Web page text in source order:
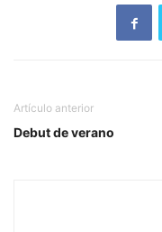
Artículo anterior
Debut de verano